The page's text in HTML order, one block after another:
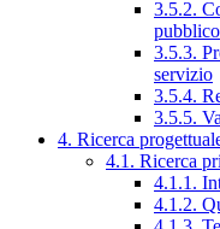
3.5.2.
pubblico
3.5.3.
servizio
3.5.4.
3.5.5.
4. Ricerca
4.1. Ricerca
4.1.1.
4.1.2.